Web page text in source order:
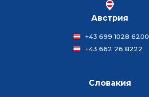
Австрия
+43 699 1028 6200
+43 662 26 8222
Словакия